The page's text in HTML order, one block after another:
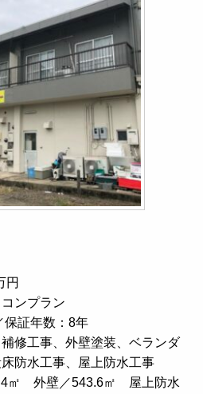
円
ンプラン
保証年数：8年
修工事、外壁塗装、ベランダ
防水工事、屋上防水工事
㎡ 外壁／543.6㎡ 屋上防水